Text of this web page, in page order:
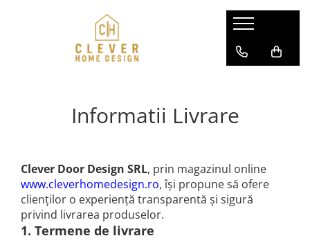
Usi pentru case
Modele usi aluminiu-otel AC68
Separeuri din aluminiu
Informatii Livrare
Clever Door Design SRL, prin magazinul online
www.cleverhomedesign.ro, își propune să ofere
clienților o experiență transparentă și sigură
privind livrarea produselor.
1. Termene de livrare